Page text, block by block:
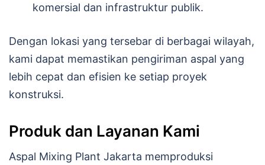
komersial dan infrastruktur publik.
Dengan lokasi yang tersebar di berbagai wilayah,
kami dapat memastikan pengiriman aspal yang
lebih cepat dan efisien ke setiap proyek
konstruksi.
Produk dan Layanan Kami
Aspal Mixing Plant Jakarta memproduksi